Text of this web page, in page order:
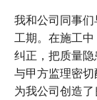
我和公司同事
工期。在施工
纠正，把质量
与甲方监理密
为我公司创造了